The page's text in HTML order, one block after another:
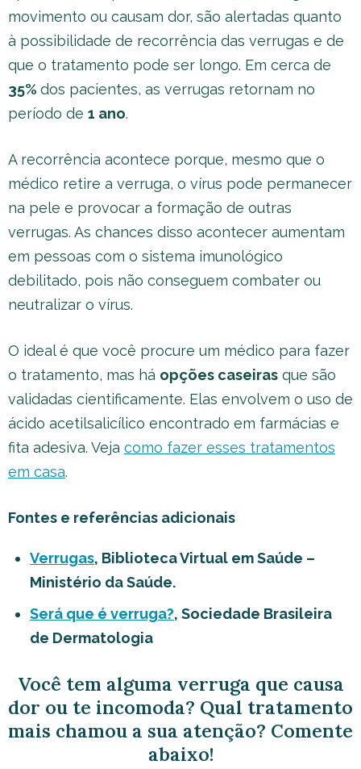
movimento ou causam dor, são alertadas quanto
à possibilidade de recorrência das verrugas e de
que o tratamento pode ser longo. Em cerca de
35% dos pacientes, as verrugas retornam no
período de 1 ano.
A recorrência acontece porque, mesmo que o
médico retire a verruga, o vírus pode permanecer
na pele e provocar a formação de outras
verrugas. As chances disso acontecer aumentam
em pessoas com o sistema imunológico
debilitado, pois não conseguem combater ou
neutralizar o vírus.
O ideal é que você procure um médico para fazer
o tratamento, mas há opções caseiras que são
validadas cientificamente. Elas envolvem o uso de
ácido acetilsalicílico encontrado em farmácias e
fita adesiva. Veja como fazer esses tratamentos
em casa.
Fontes e referências adicionais
Verrugas, Biblioteca Virtual em Saúde –
Ministério da Saúde.
Será que é verruga?, Sociedade Brasileira
de Dermatologia
Você tem alguma verruga que causa
dor ou te incomoda? Qual tratamento
mais chamou a sua atenção? Comente
abaixo!